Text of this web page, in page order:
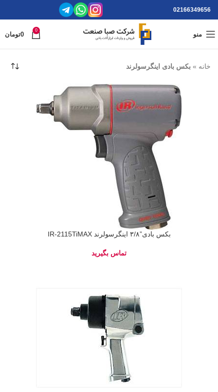
02166349656
منو
0
0تومان
خانه » بکس بادی اینگرسولرند
بکس بادی”۳/۸ اینگرسولرند IR-2115TiMAX